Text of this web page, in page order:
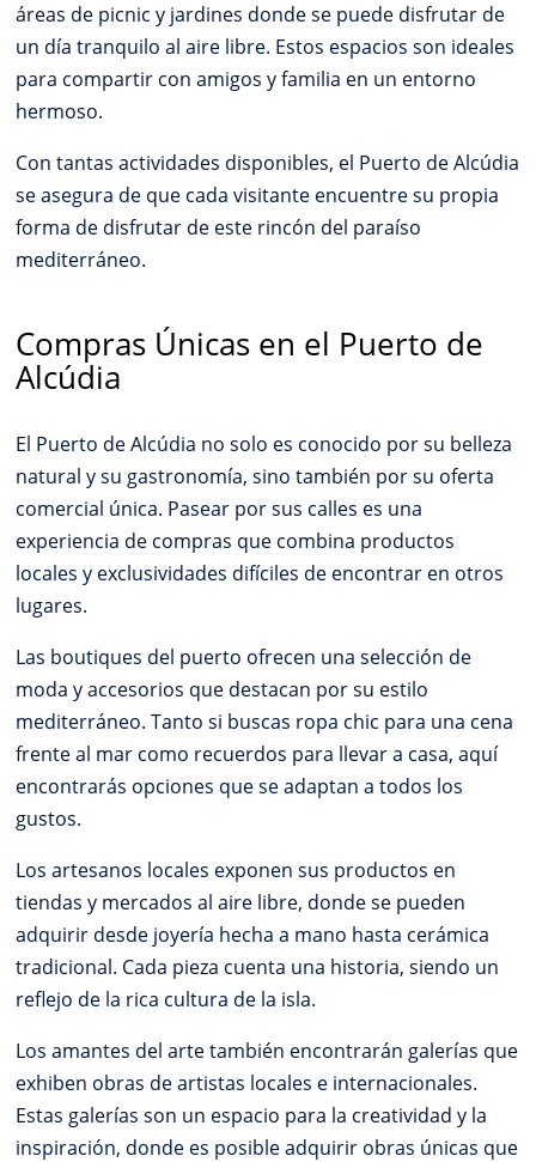
áreas de picnic y jardines donde se puede disfrutar de
un día tranquilo al aire libre. Estos espacios son ideales
para compartir con amigos y familia en un entorno
hermoso.
Con tantas actividades disponibles, el Puerto de Alcúdia
se asegura de que cada visitante encuentre su propia
forma de disfrutar de este rincón del paraíso
mediterráneo.
Compras Únicas en el Puerto de
Alcúdia
El Puerto de Alcúdia no solo es conocido por su belleza
natural y su gastronomía, sino también por su oferta
comercial única. Pasear por sus calles es una
experiencia de compras que combina productos
locales y exclusividades difíciles de encontrar en otros
lugares.
Las boutiques del puerto ofrecen una selección de
moda y accesorios que destacan por su estilo
mediterráneo. Tanto si buscas ropa chic para una cena
frente al mar como recuerdos para llevar a casa, aquí
encontrarás opciones que se adaptan a todos los
gustos.
Los artesanos locales exponen sus productos en
tiendas y mercados al aire libre, donde se pueden
adquirir desde joyería hecha a mano hasta cerámica
tradicional. Cada pieza cuenta una historia, siendo un
reflejo de la rica cultura de la isla.
Los amantes del arte también encontrarán galerías que
exhiben obras de artistas locales e internacionales.
Estas galerías son un espacio para la creatividad y la
inspiración, donde es posible adquirir obras únicas que